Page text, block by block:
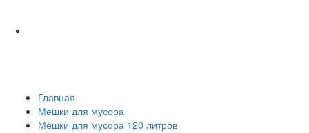
Главная
Мешки для мусора
Мешки для мусора 120 литров